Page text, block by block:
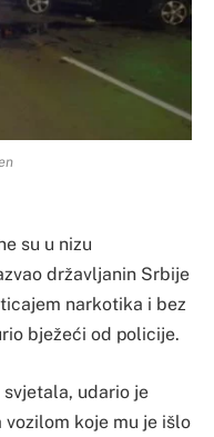
su u nizu
državljanin Srbije
narkotika i bez
bježeći od policije.
udario je
koje mu je išlo